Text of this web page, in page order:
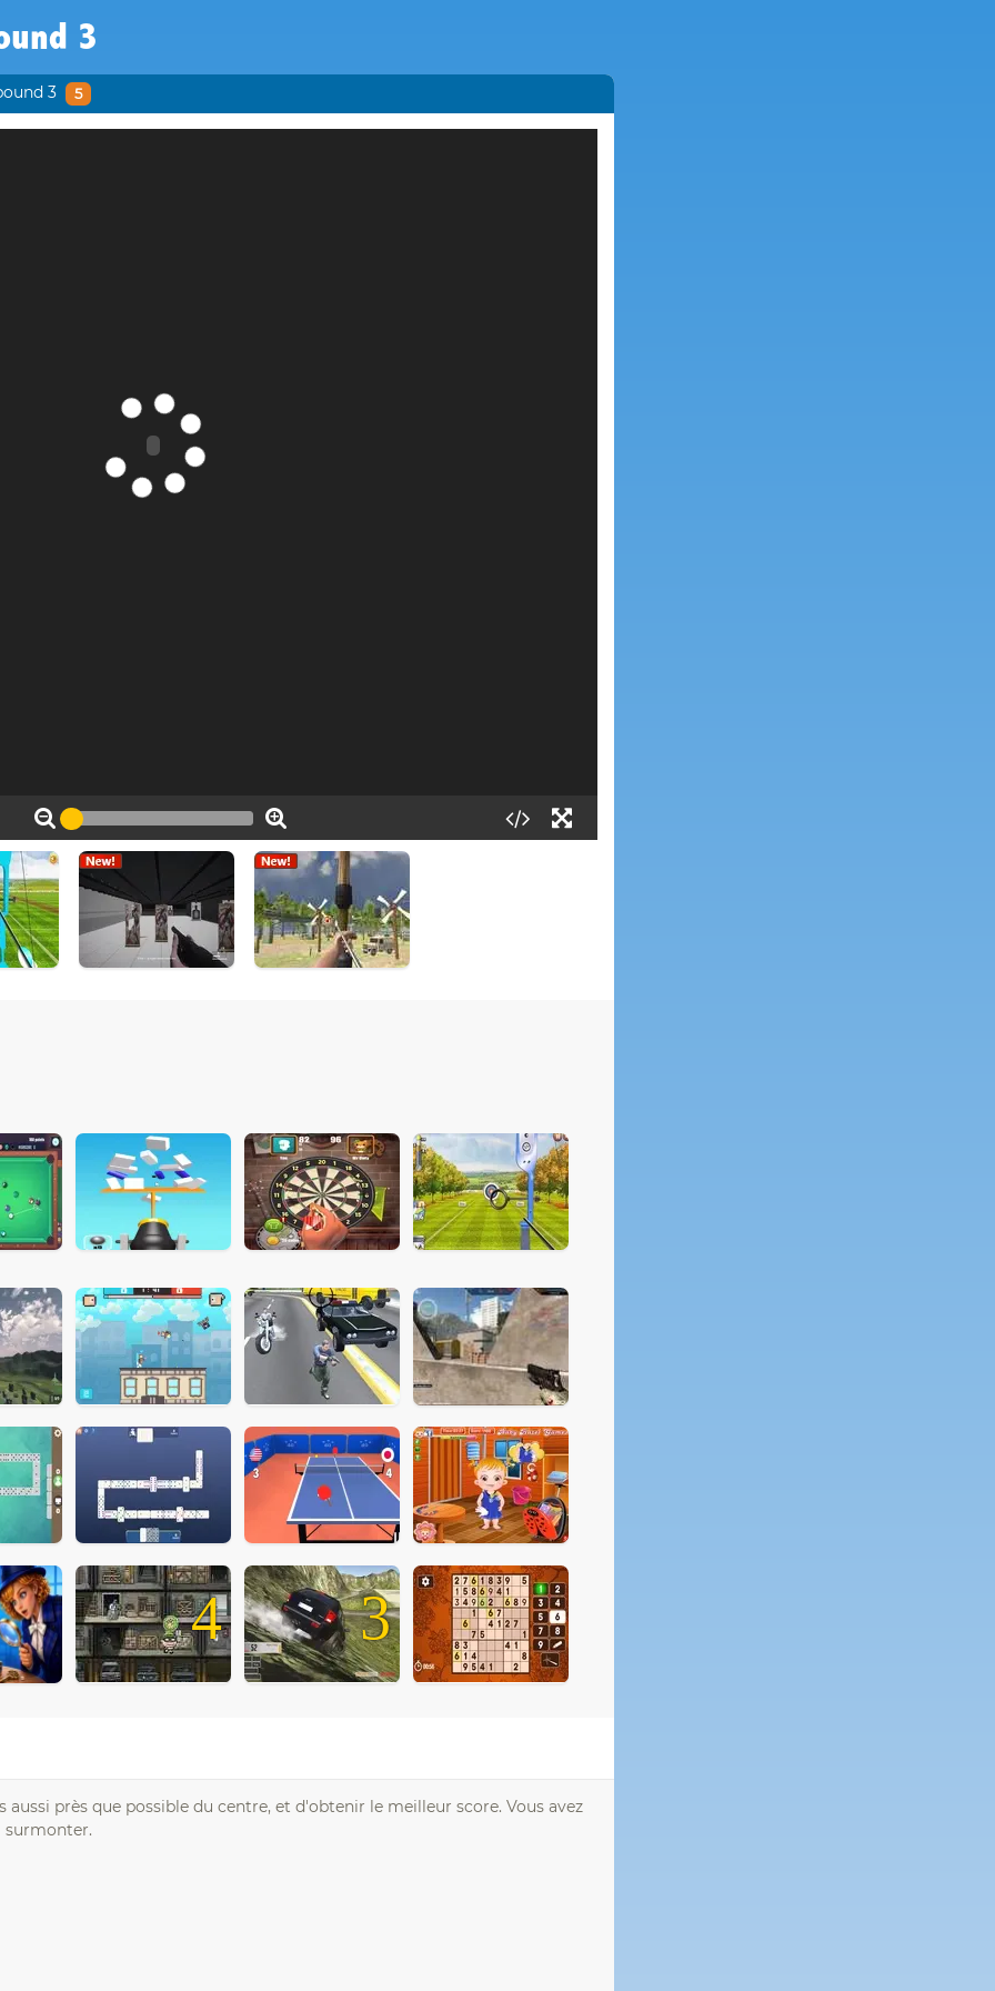
3
3 5
4 3
près que possible du centre, et d'obtenir le meilleur score. Vous avez
surmonter.